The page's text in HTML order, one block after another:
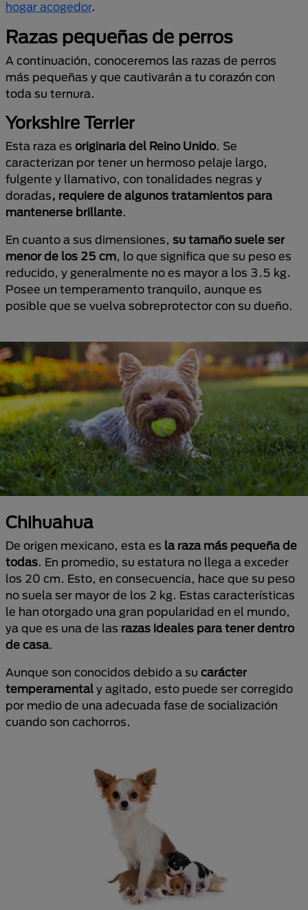
hogar acogedor.
Razas pequeñas de perros
A continuación, conoceremos las razas de perros
más pequeñas y que cautivarán a tu corazón con
toda su ternura.
Yorkshire Terrier
Esta raza es originaria del Reino Unido. Se
caracterizan por tener un hermoso pelaje largo,
fulgente y llamativo, con tonalidades negras y
doradas, requiere de algunos tratamientos para
mantenerse brillante.
En cuanto a sus dimensiones, su tamaño suele ser
menor de los 25 cm, lo que significa que su peso es
reducido, y generalmente no es mayor a los 3.5 kg.
Posee un temperamento tranquilo, aunque es
posible que se vuelva sobreprotector con su dueño.
Chihuahua
De origen mexicano, esta es la raza más pequeña de
todas. En promedio, su estatura no llega a exceder
los 20 cm. Esto, en consecuencia, hace que su peso
no suela ser mayor de los 2 kg. Estas características
le han otorgado una gran popularidad en el mundo,
ya que es una de las razas ideales para tener dentro
de casa.
Aunque son conocidos debido a su carácter
temperamental y agitado, esto puede ser corregido
por medio de una adecuada fase de socialización
cuando son cachorros.